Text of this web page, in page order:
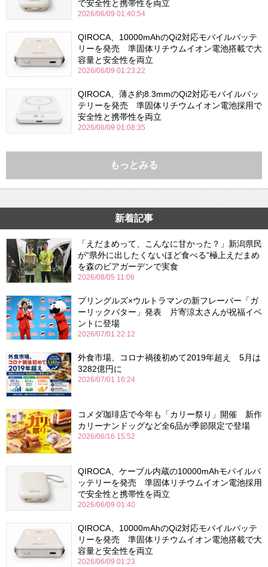
で安全性と携帯性を両立
2026/06/09 01:40:54
QIROCA、10000mAhのQi2対応モバイルバッテ
リーを発売 準固体リチウムイオン電池搭載で大
容量と安全性を両立
2026/06/09 01:23:22
QIROCA、薄さ約8.3mmのQi2対応モバイルバッ
テリーを発売 準固体リチウムイオン電池採用で
安全性と携帯性を両立
2026/06/09 01:08:35
もっとみる
新着記事
「えだまめって、こんなに甘かった？」新潟県民
が“県外に出したくないほど食べる”極上えだまめ
を森のビアガーデンで実食
2026/08/05 11:06
プリングルズ×ウルトラマンの新フレーバー「ガ
ーリックバター」発表 片寄涼太さんが祝福イベ
ントに登場
2026/07/01 22:12
外食市場、コロナ禍後初めて2019年超え 5月は
3282億円に
2026/07/01 16:24
コメダ珈琲店で今年も「カリー祭り」開催 新作
カリーナンドッグなど全6品が季節限定で登場
2026/06/16 15:52
QIROCA、ケーブル内蔵の10000mAhモバイルバ
ッテリーを発売 準固体リチウムイオン電池採用
で安全性と携帯性を両立
2026/06/09 01:40
QIROCA、10000mAhのQi2対応モバイルバッテ
リーを発売 準固体リチウムイオン電池搭載で大
容量と安全性を両立
2026/06/09 01:23